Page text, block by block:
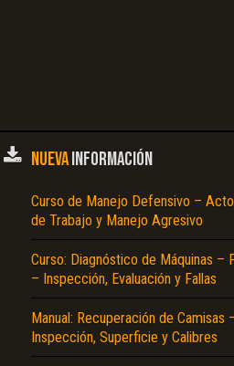
NUEVAINFORMACIÓN
Curso de Manejo Defensivo –
de Trabajo y Manejo Agresivo
Curso: Diagnóstico de Máquinas –
– Inspección, Evaluación y Fallas
Manual: Recuperación de Camisas
Inspección, Superficie y Calibres